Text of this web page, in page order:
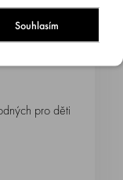
pro děti
Souhlasím